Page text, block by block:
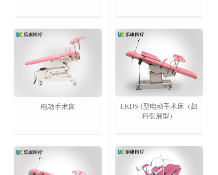
电动手术床
LKDS-I型电动手术床（妇
科侧展型）